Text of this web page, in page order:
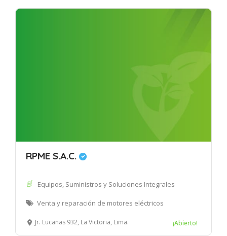
RPME S.A.C.
Equipos, Suministros y Soluciones Integrales
Venta y reparación de motores eléctricos
Jr. Lucanas 932, La Victoria, Lima. ¡Abierto!